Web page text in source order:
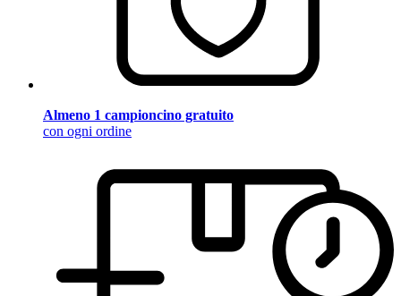
Almeno 1 campioncino gratuito
con ogni ordine